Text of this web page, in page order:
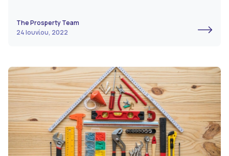
The Prosperty Team
24 Ιουνίου, 2022